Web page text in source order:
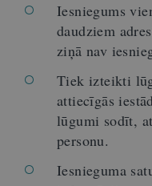
Iesniegums
daudziem
ziņā nav
Tiek izteikti
attiecīgās
lūgumi sodīt,
personu.
Iesnieguma